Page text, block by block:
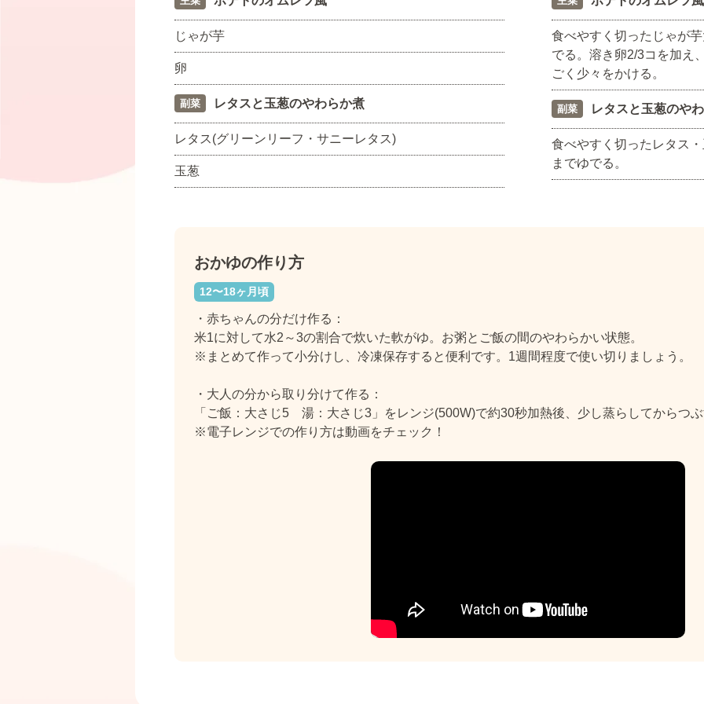
じゃが芋
卵
副菜 レタスと玉葱のやわらか煮
レタス(グリーンリーフ・サニーレタス)
玉葱
食べやすく切ったじゃが
でる。溶き卵2/3コを加え
ごく少々をかける。
副菜 レタスと玉葱のや
食べやすく切ったレタス
までゆでる。
おかゆの作り方
12〜18ヶ月頃
・赤ちゃんの分だけ作る：
米1に対して水2～3の割合で炊いた軟がゆ。お粥とご飯の間のやわらかい状態。
※まとめて作って小分けし、冷凍保存すると便利です。1週間程度で使い切りましょう。
・大人の分から取り分けて作る：
「ご飯：大さじ5 湯：大さじ3」をレンジ(500W)で約30秒加熱後、少し蒸らしてからつ
※電子レンジでの作り方は動画をチェック！